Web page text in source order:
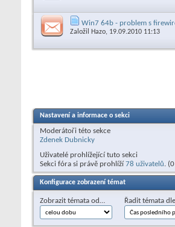
Win7 64b - problem s
Založil Hazo, 19.09.2010 11:13
Nastavení a informace o sekci
Moderátoři této sekce
Zdenek Dubnicky
Uživatelé prohlížející tuto sekci
Sekci fóra si právě prohlíží 78 uživatelů.
Konfigurace zobrazení témat
Zobrazit témata od… Řadit témata